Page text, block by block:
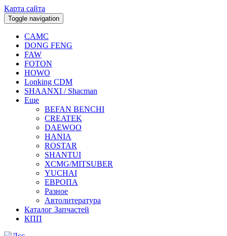
Карта сайта
Toggle navigation
CAMC
DONG FENG
FAW
FOTON
HOWO
Lonking CDM
SHAANXI / Shacman
Еще
BEFAN BENCHI
CREATEK
DAEWOO
HANIA
ROSTAR
SHANTUI
XCMG/MITSUBER
YUCHAI
ЕВРОПА
Разное
Aвтолитература
Каталог Запчастей
КПП